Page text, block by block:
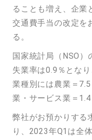
ることも増え、企業
交通費手当の改定を
る。
国家統計局（NSO
失業率は0.9％とな
業種別には農業＝
業・サービス業＝1.4
弊社がお預かりする
り、2023年Q1は全